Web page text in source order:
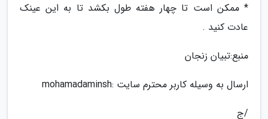
* ممکن است تا چهار هفته طول بکشد تا به این عینک
عادت کنید .
منبع:تبیان زنجان
ارسال به وسیله کاربر محترم سایت :mohamadaminsh
/ج